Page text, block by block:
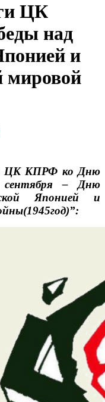
ЦК
над
и
мировой
ЦК КПРФ ко Дню
сентября – Дню
Японией и